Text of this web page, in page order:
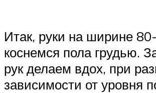
Итак, руки на ширине
коснемся пола грудью.
рук делаем вдох, при
зависимости от уровня